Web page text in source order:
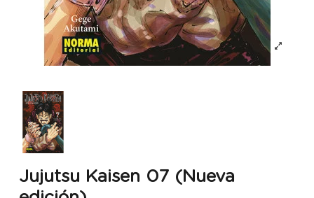
Jujutsu Kaisen 07 (Nueva